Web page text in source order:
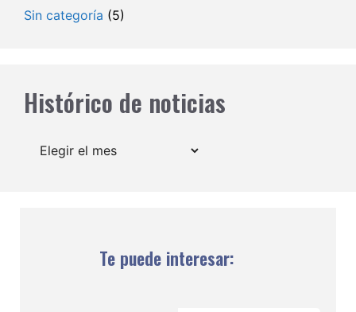
Sin categoría (5)
Histórico de noticias
Archivos
Te puede interesar: